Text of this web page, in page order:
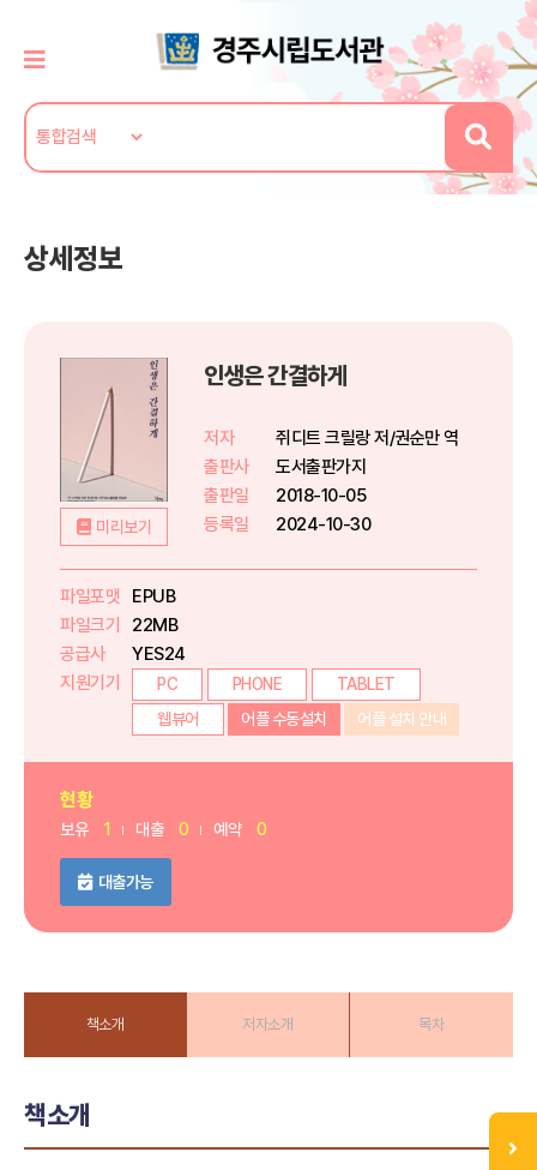
상세정보
미리보기
인생은 간결하게
저자
쥐디트 크릴랑 저/권순만 역
출판사
도서출판가지
출판일
2018-10-05
등록일
2024-10-30
파일포맷
EPUB
파일크기
22MB
공급사
YES24
지원기기
PC PHONE
TABLET
웹뷰어
어플 수동설치 어플 설치 안내
현황
보유 1 대출 0 예약 0
대출가능
책소개 저자소개 목차
책소개